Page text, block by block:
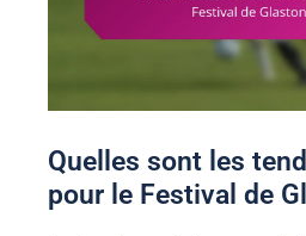
Quelles sont les
pour le Festival de